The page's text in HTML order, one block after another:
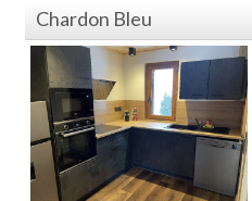
Chardon Bleu